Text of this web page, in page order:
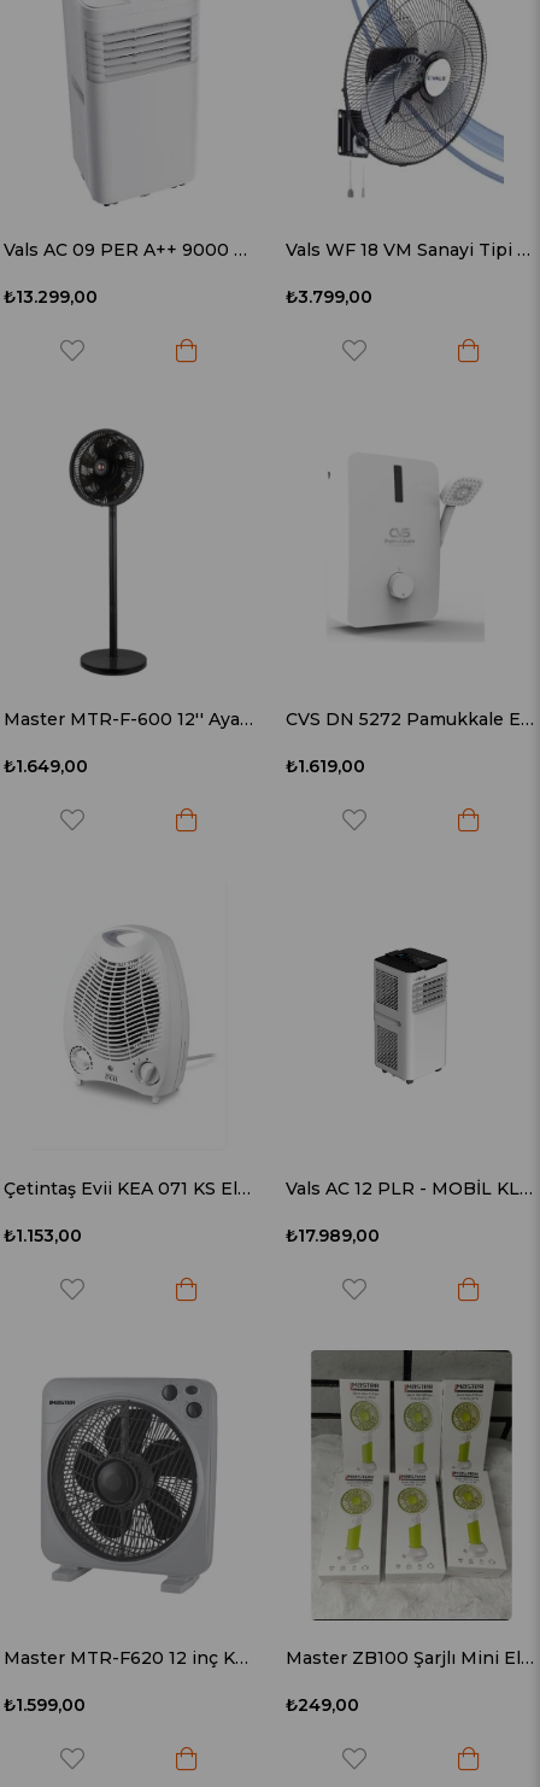
Vals AC 09 PER A++ 9000 BTU Mobil Klima
₺13.299,00
Vals WF 18 VM Sanayi Tipi Duvar Vantilatörü
₺3.799,00
Master MTR-F-600 12'' Ayaklı Vantilatör
₺1.649,00
CVS DN 5272 Pamukkale Elektrikli Şofben
₺1.619,00
Çetintaş Evii KEA 071 KS Elektrikli Isıtıcı
₺1.153,00
Vals AC 12 PLR - MOBİL KLİMA
₺17.989,00
Master MTR-F620 12 inç Kutu Tipi Masaüstü Vantilatör
₺1.599,00
Master ZB100 Şarjlı Mini El Fanı
₺249,00